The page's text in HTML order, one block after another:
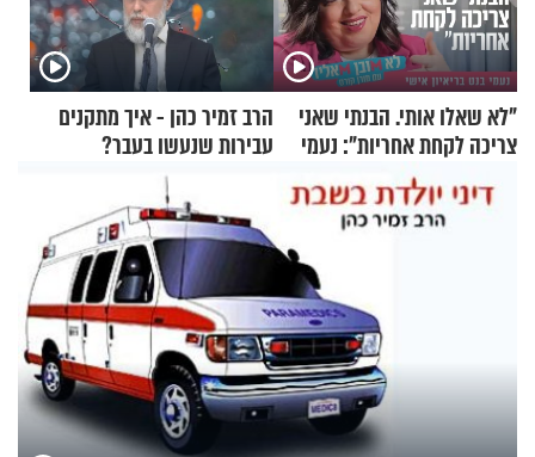
"לא שאלו אותי. הבנתי שאני
צריכה לקחת אחריות": נעמי
בנט בריאיון אישי
הרב זמיר כהן - איך מתקנים
עבירות שנעשו בעבר?